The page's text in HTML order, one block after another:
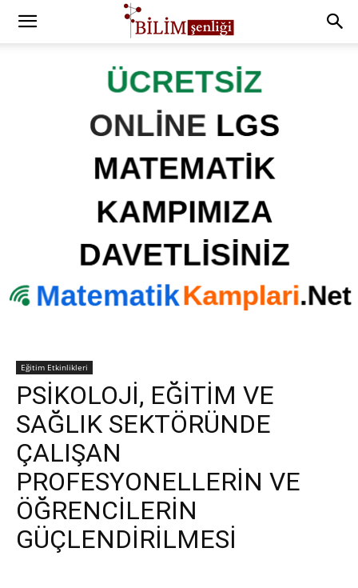
Eğitim Etkinlikleri
PSİKOLOJİ, EĞİTİM VE
SAĞLIK SEKTÖRÜNDE
ÇALIŞAN
PROFESYONELLERİN VE
ÖĞRENCİLERİN
GÜÇLENDİRİLMESİ